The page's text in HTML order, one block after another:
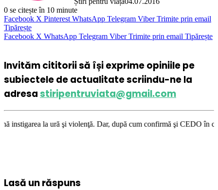
0 se citește în 10 minute
Facebook X Pinterest WhatsApp Telegram Viber Trimite prin email
Tipărește
Facebook X WhatsApp Telegram Viber Trimite prin email Tipărește
Invităm cititorii să își exprime opiniile pe
subiectele de actualitate scriindu-ne la
adresastiripentruviata@gmail.com
şi violenţă. Dar, după cum confirmă şi CEDO în cazul
Lasă un răspuns